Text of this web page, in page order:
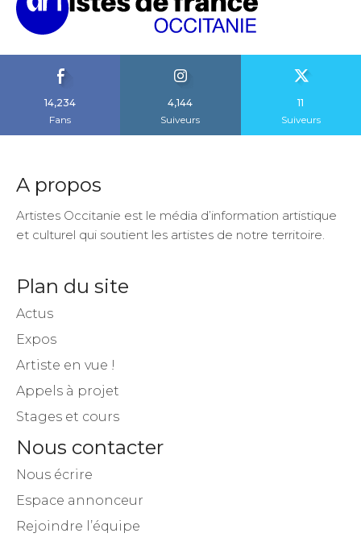
14,234
Fans
4,144
Suiveurs
11
Suiveurs
A propos
Artistes Occitanie est le média d’information artistique
et culturel qui soutient les artistes de notre territoire.
Plan du site
Actus
Expos
Artiste en vue !
Appels à projet
Stages et cours
Nous contacter
Nous écrire
Espace annonceur
Rejoindre l’équipe